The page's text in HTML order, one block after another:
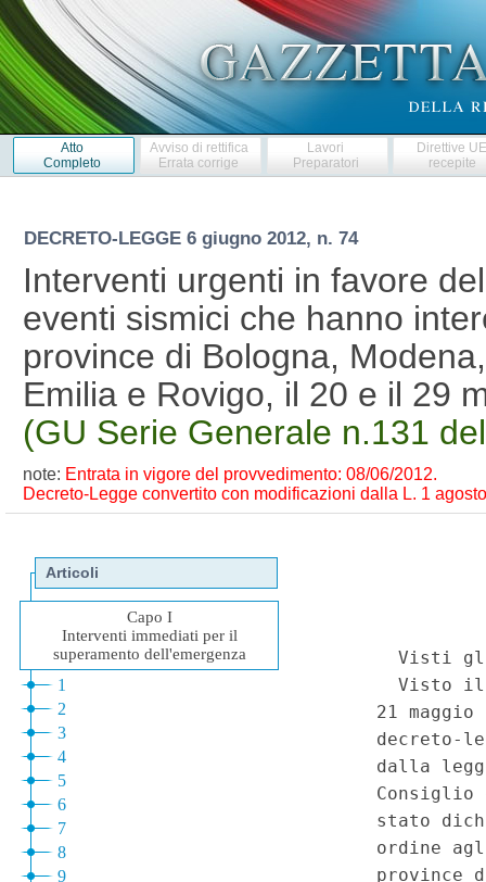
Atto
Completo
Avviso di rettifica
Errata corrige
Lavori
Preparatori
Direttive
recepite
DECRETO-LEGGE 6 giugno 2012, n. 74
Interventi urgenti in favore
eventi sismici che hanno
province di Bologna,
Emilia e Rovigo, il 20 e il 29
(GU Serie Generale n.131
note: Entrata in vigore del provvedimento: 08/06/2012.
Decreto-Legge convertito con modificazioni dalla L. 1